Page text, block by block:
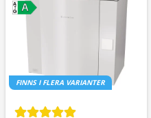
FINNS I FLERA VARIANTER
A
A
G